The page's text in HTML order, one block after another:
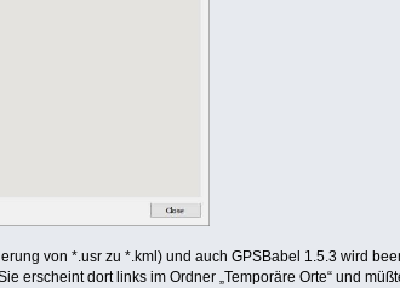
von *.usr zu *.kml) und auch GPSBabel 1.5.3 wird
erscheint dort links im Ordner „Temporäre Orte“ und